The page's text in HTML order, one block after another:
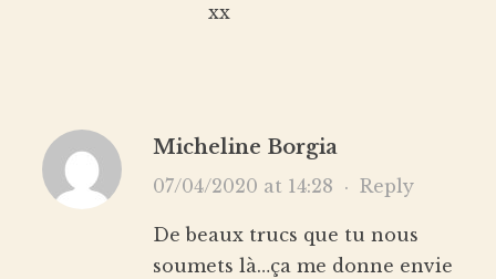
xx
Micheline Borgia
07/04/2020 at 14:28 · Reply
De beaux trucs que tu nous
soumets là…ça me donne envie